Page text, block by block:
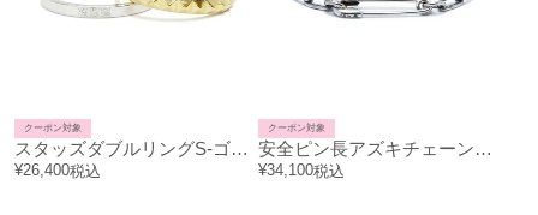
スタッズダブルリングS-ゴールド/指輪
クーポン対象
¥26,400税込
安全ピン長アズキチェーンダイヤモンドブレスレットM-シルバー（燻加工）
クーポン対象
¥34,100税込